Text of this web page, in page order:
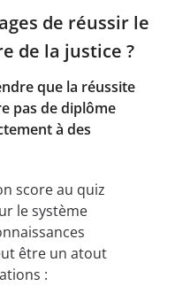
de réussir le
de la justice ?
que la réussite
pas de diplôme
à des
score au quiz
le système
être un atout
: